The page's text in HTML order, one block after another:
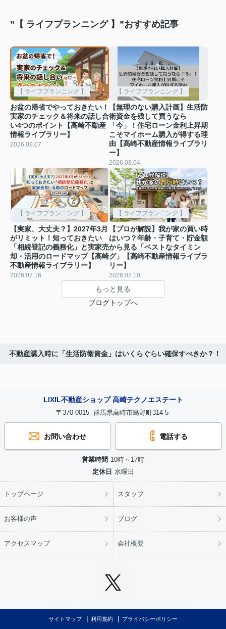
”【 ライフプランニング 】”おすすめ記事
【 ライフプランニング 】
お盆の帰省でやっておきたい！
実家のチェック＆将来の話し合
い4つのポイント【高崎不動産
情報ライブラリー】
2026.08.07
【 ライフプランニング 】
【無理のない購入計画】生活防
衛資金を残して買うなら
「今」！住宅ローン金利上昇期
こそマイホーム購入が得する理
由【高崎不動産情報ライブラリ
ー】
2026.08.04
【 ライフプランニング 】
【実家、大丈夫？】2027年3月
がリミット！知っておきたい
「相続登記の義務化」と実家売
却・活用のロードマップ【高崎
不動産情報ライブラリー】
2026.07.16
【 ライフプランニング 】
【プロが解説】我が家の買い時
はいつ？年齢・子育て・貯金額
から見る「ベストなタイミン
グ」【高崎不動産情報ライブラ
リー】
2026.07.10
もっと見る
ブログトップへ
不動産購入時に「生活防衛資金」はいくらぐらい確保すべきか？！
LIXIL不動産ショップ 高崎テクノエステート
〒370-0015 群馬県高崎市島野町314-5
お問い合わせ 電話する
営業時間 10時～17時
定休日 水曜日
トップページ スタッフ
お客様の声 ブログ
アクセスマップ 会社概要
サイトマップ 利用規約 プライバシーポリシー